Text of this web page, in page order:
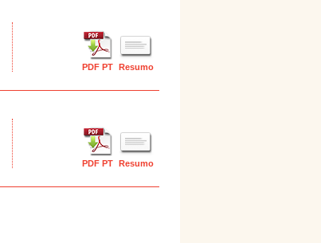
PDF PT Resumo
PDF PT Resumo